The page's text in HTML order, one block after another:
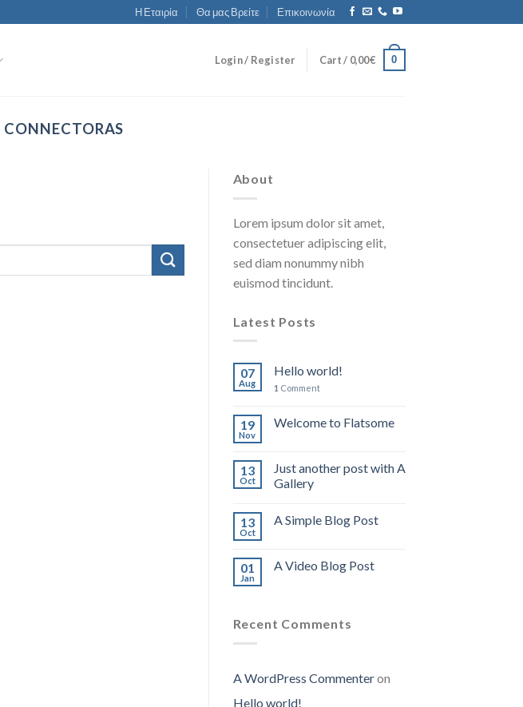
Η Εταιρία Θα μας Βρείτε Επικοινωνία
Login / Register Cart / 0,00€ 0
CONNECTORAS
About
Lorem ipsum dolor sit amet,
consectetuer adipiscing elit,
sed diam nonummy nibh
euismod tincidunt.
Latest Posts
07
Aug
Hello world!
1 Comment
19
Nov
Welcome to Flatsome
13
Oct
Just another post with A
Gallery
13
Oct
A Simple Blog Post
01
Jan
A Video Blog Post
Recent Comments
A WordPress Commenteron
Hello world!